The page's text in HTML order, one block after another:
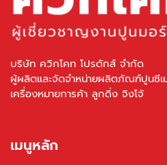
บริษัท ควิกโคท โปรดักส์ จำกัด
ผู้ผลิตและจัดจำหน่ายผลิตภัณฑ์ปูนซีเ
เครื่องหมายการค้า ลูกดิ่ง จิงโจ้
เมนูหลัก